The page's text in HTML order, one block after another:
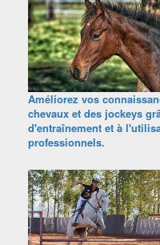
Améliorez vos
chevaux et des jockeys
d'entraînement et à
professionnels.